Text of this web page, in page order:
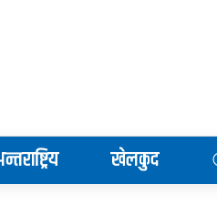
खेलकुद